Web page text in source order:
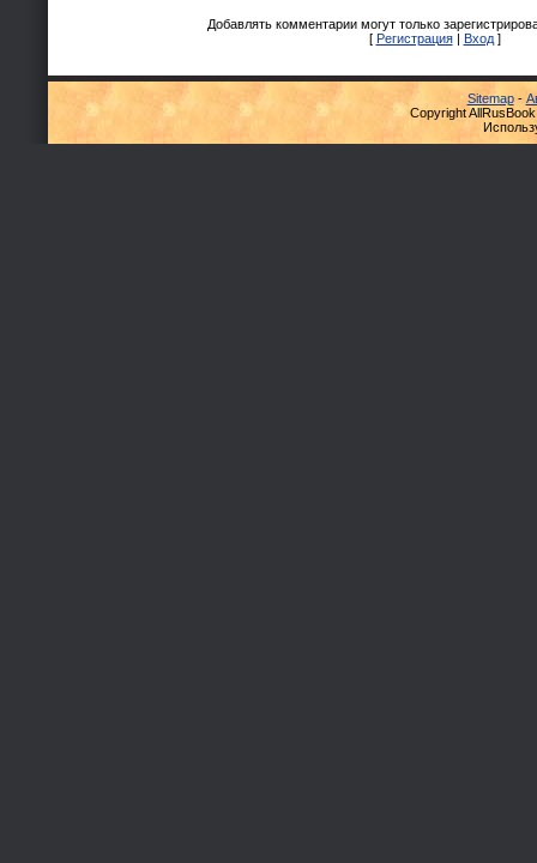
Добавлять комментарии могут только
[ Регистрация| Вход]
Sitemap-
Copyright